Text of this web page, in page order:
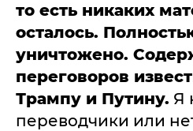
то есть никаких
осталось.
уничтожено.
переговоров
Трампу и Путину. Я
переводчики или